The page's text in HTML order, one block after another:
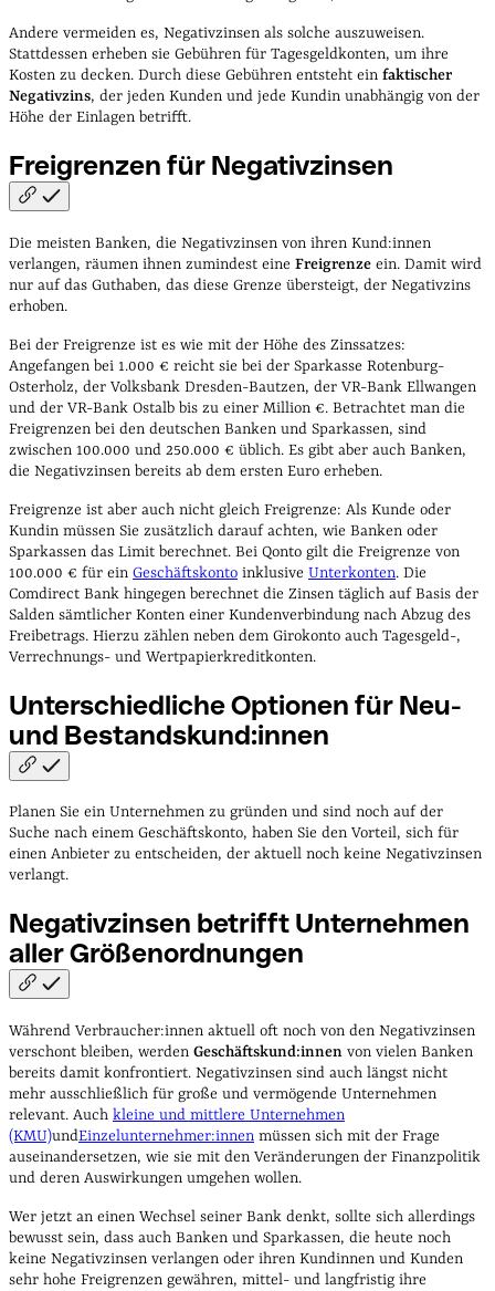
Andere vermeiden es, Negativzinsen als solche auszuweisen.
Stattdessen erheben sie Gebühren für Tagesgeldkonten, um ihre
Kosten zu decken. Durch diese Gebühren entsteht ein faktischer
Negativzins, der jeden Kunden und jede Kundin unabhängig von der
Höhe der Einlagen betrifft.
Freigrenzen für Negativzinsen
Die meisten Banken, die Negativzinsen von ihren Kund:innen
verlangen, räumen ihnen zumindest eine Freigrenze ein. Damit wird
nur auf das Guthaben, das diese Grenze übersteigt, der Negativzins
erhoben.
Bei der Freigrenze ist es wie mit der Höhe des Zinssatzes:
Angefangen bei 1.000 € reicht sie bei der Sparkasse Rotenburg-
Osterholz, der Volksbank Dresden-Bautzen, der VR-Bank Ellwangen
und der VR-Bank Ostalb bis zu einer Million €. Betrachtet man die
Freigrenzen bei den deutschen Banken und Sparkassen, sind
zwischen 100.000 und 250.000 € üblich. Es gibt aber auch Banken,
die Negativzinsen bereits ab dem ersten Euro erheben.
Freigrenze ist aber auch nicht gleich Freigrenze: Als Kunde oder
Kundin müssen Sie zusätzlich darauf achten, wie Banken oder
Sparkassen das Limit berechnet. Bei Qonto gilt die Freigrenze von
100.000 € für ein Geschäftskonto inklusive Unterkonten. Die
Comdirect Bank hingegen berechnet die Zinsen täglich auf Basis der
Salden sämtlicher Konten einer Kundenverbindung nach Abzug des
Freibetrags. Hierzu zählen neben dem Girokonto auch Tagesgeld-,
Verrechnungs- und Wertpapierkreditkonten.
Unterschiedliche Optionen für Neu-
und Bestandskund:innen
Planen Sie ein Unternehmen zu gründen und sind noch auf der
Suche nach einem Geschäftskonto, haben Sie den Vorteil, sich für
einen Anbieter zu entscheiden, der aktuell noch keine Negativzinsen
verlangt.
Negativzinsen betrifft Unternehmen
allerGrößenordnungen
Während Verbraucher:innen aktuell oft noch von den Negativzinsen
verschont bleiben, werden Geschäftskund:innen von vielen Banken
bereits damit konfrontiert. Negativzinsen sind auch längst nicht
mehr ausschließlich für große und vermögende Unternehmen
relevant. Auch kleine und mittlere Unternehmen
(KMU)undEinzelunternehmer:innen müssen sich mit der Frage
auseinandersetzen, wie sie mit den Veränderungen der Finanzpolitik
und deren Auswirkungen umgehen wollen.
Wer jetzt an einen Wechsel seiner Bank denkt, sollte sich allerdings
bewusst sein, dass auch Banken und Sparkassen, die heute noch
keine Negativzinsen verlangen oder ihren Kundinnen und Kunden
sehr hohe Freigrenzen gewähren, mittel- und langfristig ihre